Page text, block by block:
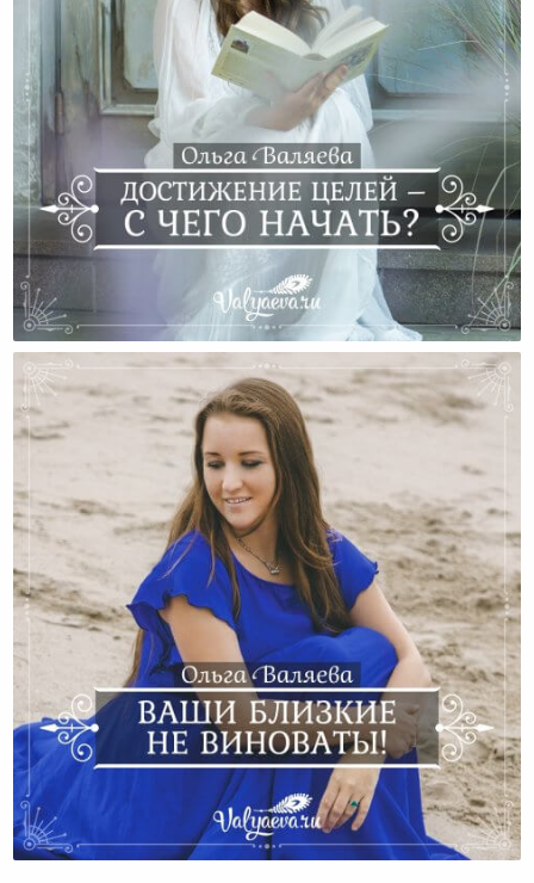
Достижение Целей – С Чего Начать?
Как Перестать Винить Других В Своих Бедах?